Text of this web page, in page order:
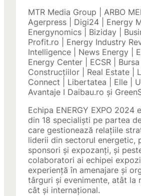
MTR Media Group | ARBO
Agerpress | Digi24 | Energy
Energynomics | Biziday |
Profit.ro | Energy Industry
Intelligence | News Energy |
Energy Center | ECSR |
Construcțiilor | Real Estate |
Connect | Libertatea | Elle |
Avantaje I Daibau.ro și
Echipa ENERGY EXPO 2024
din 18 specialiști pe partea
care gestionează relațiile
liderii din sectorul energetic,
sponsori și expozanți, și
colaboratori ai echipei
experiență în amenajare și
târguri și evenimente, atât la
cât și internațional.